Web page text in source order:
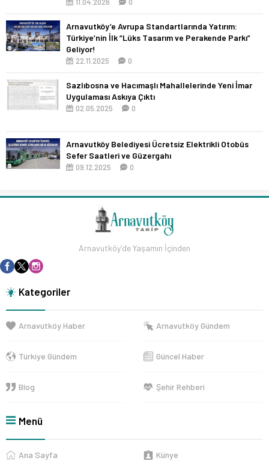
11.04.2026 0
Arnavutköy’e Avrupa Standartlarında Yatırım:
Türkiye’nin İlk “Lüks Tasarım ve Perakende Parkı”
Geliyor!
22.11.2025 0
Sazlıbosna ve Hacımaşlı Mahallelerinde Yeni İmar
Uygulaması Askıya Çıktı
02.05.2025 0
Arnavutköy Belediyesi Ücretsiz Elektrikli Otobüs
Sefer Saatleri ve Güzergahı
09.12.2025 0
Arnavutköy'de Yaşamın İçinden
Kategoriler
Arnavutköy Haber Arnavutköy Gündem
Türkiye Gündem Güncel Haber
Blog Şehir Rehberi
Menü
Ana Sayfa Künye